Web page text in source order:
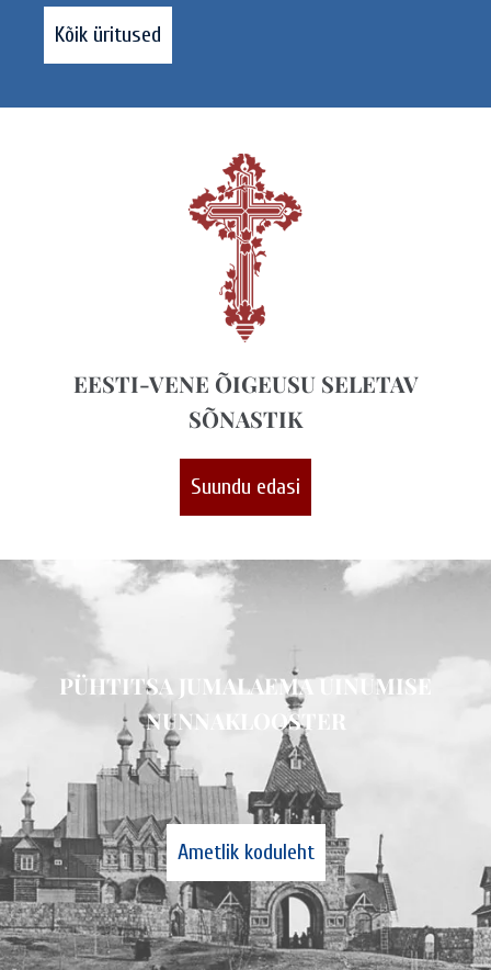
Kõik üritused
EESTI-VENE ÕIGEUSU SELETAV
SÕNASTIK
Suundu edasi
PÜHTITSA JUMALAEMA UINUMISE
NUNNAKLOOSTER
Ametlik koduleht